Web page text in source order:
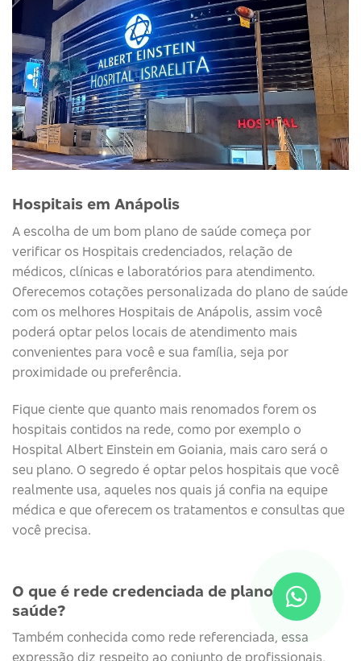
Hospitais em Anápolis
A escolha de um bom plano de saúde começa por
verificar os Hospitais credenciados, relação de
médicos, clínicas e laboratórios para atendimento.
Oferecemos cotações personalizada do plano de saúde
com os melhores Hospitais de Anápolis, assim você
poderá optar pelos locais de atendimento mais
convenientes para você e sua família, seja por
proximidade ou preferência.
Fique ciente que quanto mais renomados forem os
hospitais contidos na rede, como por exemplo o
Hospital Albert Einstein em Goiania, mais caro será o
seu plano. O segredo é optar pelos hospitais que você
realmente usa, aqueles nos quais já confia na equipe
médica e que oferecem os tratamentos e consultas que
você precisa.
O que é rede credenciada de plano de
saúde?
Também conhecida como rede referenciada, essa
expressão diz respeito ao conjunto de profissionais,